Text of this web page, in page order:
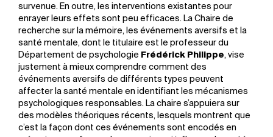
survenue. En outre, les interventions existantes pour
enrayer leurs effets sont peu efficaces. La Chaire de
recherche sur la mémoire, les événements aversifs et la
santé mentale, dont le titulaire est le professeur du
Département de psychologie Frédérick Philippe, vise
justement à mieux comprendre comment des
événements aversifs de différents types peuvent
affecter la santé mentale en identifiant les mécanismes
psychologiques responsables. La chaire s’appuiera sur
des modèles théoriques récents, lesquels montrent que
c’est la façon dont ces événements sont encodés en